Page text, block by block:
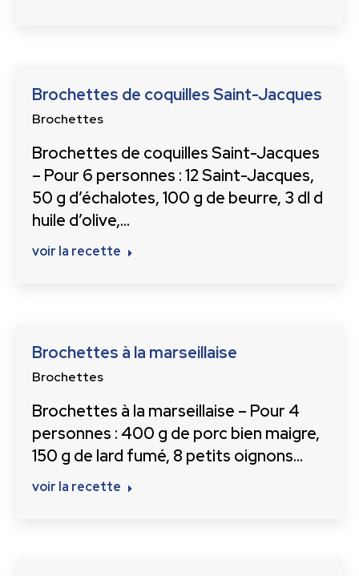
Brochettes de coquilles Saint-Jacques
Brochettes
Brochettes de coquilles Saint-Jacques
– Pour 6 personnes : 12 Saint-Jacques,
50 g d’échalotes, 100 g de beurre, 3 dl d
huile d’olive,…
voir la recette
Brochettes à la marseillaise
Brochettes
Brochettes à la marseillaise – Pour 4
personnes : 400 g de porc bien maigre,
150 g de lard fumé, 8 petits oignons…
voir la recette